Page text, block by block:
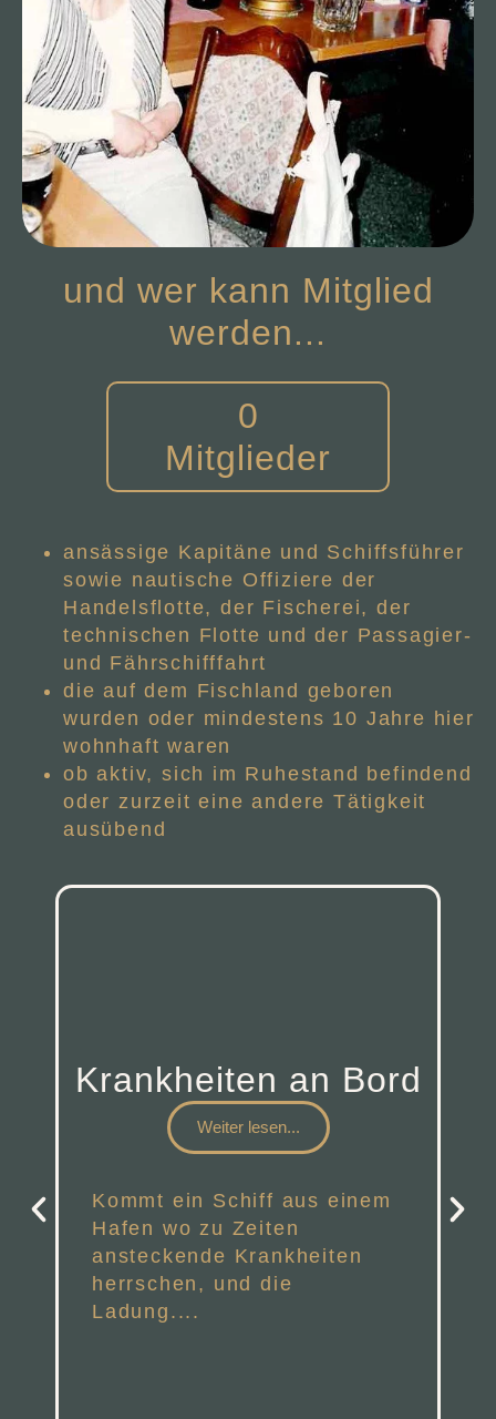
und wer kann Mitglied
werden...
Mitglieder
0
ansässige Kapitäne und Schiffsführer
sowie nautische Offiziere der
Handelsflotte, der Fischerei, der
technischen Flotte und der Passagier-
und Fährschifffahrt
die auf dem Fischland geboren
wurden oder mindestens 10 Jahre hier
wohnhaft waren
ob aktiv, sich im Ruhestand befindend
oder zurzeit eine andere Tätigkeit
ausübend
Krankheiten an Bord
Weiter lesen...
Kommt ein Schiff aus einem
Hafen wo zu Zeiten
ansteckende Krankheiten
herrschen, und die
Ladung....